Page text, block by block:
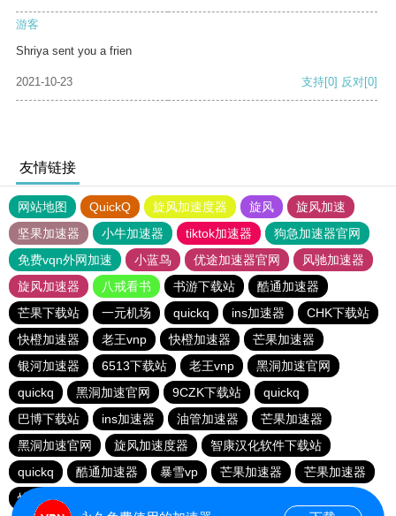
游客
Shriya sent you a frien
2021-10-23 支持[0] 反对[0]
友情链接
网站地图 QuickQ 旋风加速度器 旋风
旋风加速
坚果加速器
小牛加速器 tiktok加速器
狗急加速器官网
免费vqn外网加速
小蓝鸟 优途加速器官网
风驰加速器
旋风加速器
八戒看书 书游下载站
酷通加速器
芒果下载站
一元机场 quickq ins加速器
CHK下载站
快橙加速器
老王vnp 快橙加速器
芒果加速器
银河加速器
6513下载站 老王vnp
黑洞加速官网
quickq
黑洞加速官网 9CZK下载站
quickq
巴博下载站
ins加速器 油管加速器
芒果加速器
黑洞加速官网
旋风加速度器
智康汉化软件下载站
quickq
酷通加速器 暴雪vp 芒果加速器
芒果加速器
快橙加速器